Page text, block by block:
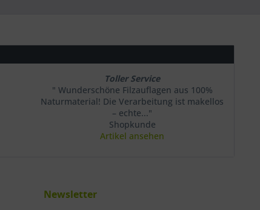
Toller Service
" Wunderschöne Filzauflagen aus 100%
Naturmaterial! Die Verarbeitung ist makellos
– echte..."
Shopkunde
Artikel ansehen
Newsletter